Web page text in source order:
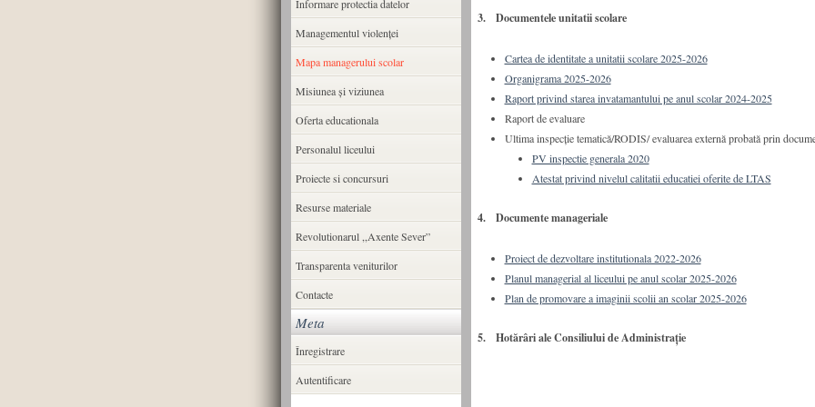
3. Documentele unitatii scolare
Cartea de identitate a unitatii scolare 2025-2026
Organigrama 2025-2026
Raport privind starea invatamantului pe anul scolar 2024-2025
Raport de evaluare
Ultima inspecţie tematică/RODIS/ evaluarea externă probată prin
PV inspectie generala 2020
Atestat privind nivelul calitatii educatiei oferite de LTAS
4. Documente manageriale
Proiect de dezvoltare institutionala 2022-2026
Planul managerial al liceului pe anul scolar 2025-2026
Plan de promovare a imaginii scolii an scolar 2025-2026
5. Hotărâri ale Consiliului de Administrație
Informare protectia datelor
Managementul violenței
Mapa managerului scolar
Misiunea şi viziunea
Oferta educationala
Personalul liceului
Proiecte si concursuri
Resurse materiale
Revolutionarul ,,Axente Sever”
Transparenta veniturilor
Contacte
Meta
Înregistrare
Autentificare